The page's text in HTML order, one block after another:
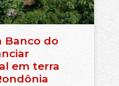
Banco do
em terra